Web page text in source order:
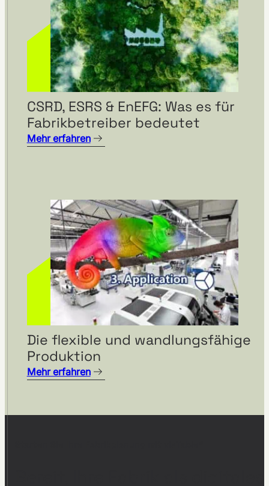
CSRD, ESRS & EnEFG: Was es für
Fabrikbetreiber bedeutet
Mehr erfahren
Die flexible und wandlungsfähige
Produktion
Mehr erfahren